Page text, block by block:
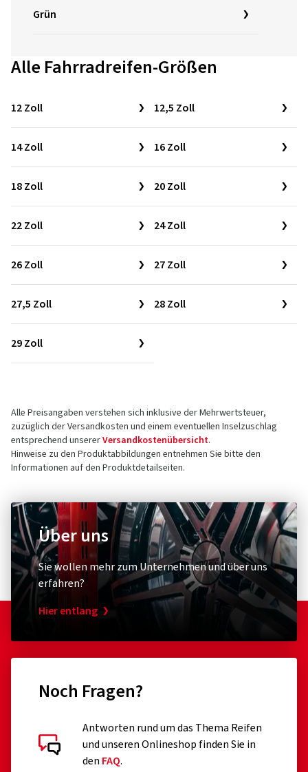
Grün
Alle Fahrradreifen-Größen
12 Zoll 12,5 Zoll
14 Zoll 16 Zoll
18 Zoll 20 Zoll
22 Zoll 24 Zoll
26 Zoll 27 Zoll
27,5 Zoll 28 Zoll
29 Zoll
Alle Preisangaben verstehen sich inklusive der Mehrwertsteuer,
zuzüglich der Versandkosten und einem eventuellen Inselzuschlag
entsprechend unsererVersandkostenübersicht.
Hinweise zu den Produktabbildungen entnehmen Sie bitte den
Informationen auf den Produktdetailseiten.
Über uns
Sie wollen mehr zum Unternehmen und über uns
erfahren?
Hier entlang
Noch Fragen?
Antworten rund um das Thema Reifen
und unseren Onlineshop finden Sie in
den FAQ.